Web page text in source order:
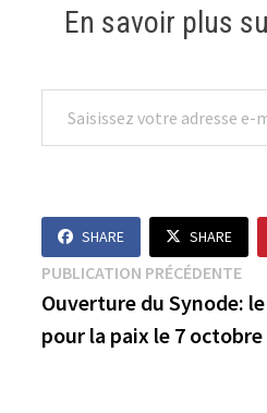
En savoir plus
Saisissez votre adresse e-mail…
SHARE SHARE
Navigation
de
l’article
PUBLICATION PRÉCÉDENTE
Ouverture du Synode:
pour la paix le 7 octobre